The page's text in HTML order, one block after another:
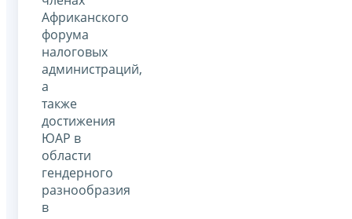
Африканского
форума
налоговых
администраций,
а
также
достижения
ЮАР в
области
гендерного
разнообразия
в